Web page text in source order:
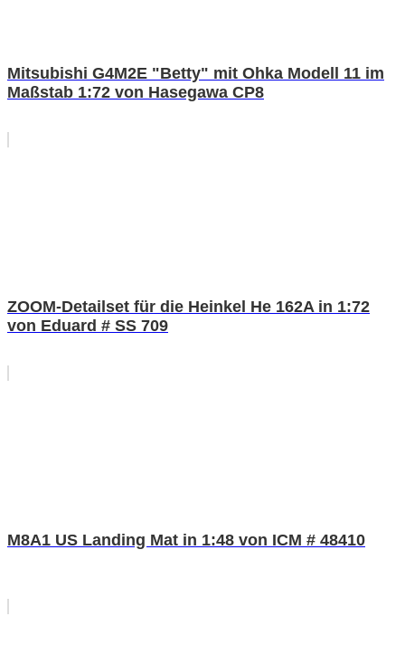
Mitsubishi G4M2E "Betty" mit Ohka Modell 11 im
Maßstab 1:72 von Hasegawa CP8
ZOOM-Detailset für die Heinkel He 162A in 1:72
von Eduard # SS 709
M8A1 US Landing Mat in 1:48 von ICM # 48410